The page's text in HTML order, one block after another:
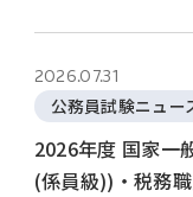
2026.07.31
公務員試験ニュー
2026年度 国家一
(係員級))・税務